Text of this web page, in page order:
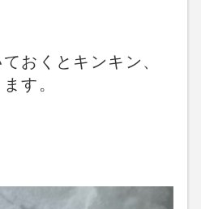
おくとキンキン、
す。